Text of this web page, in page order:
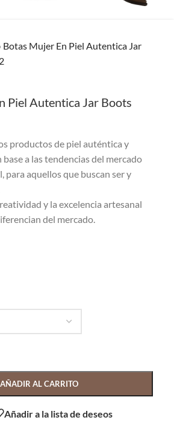
Botas Mujer En Piel Autentica Jar
Piel Autentica Jar Boots
productos de piel auténtica y
a las tendencias del mercado
para aquellos que buscan ser y
y la excelencia artesanal
del mercado.
AÑADIR AL CARRITO
Añadir a la lista de deseos